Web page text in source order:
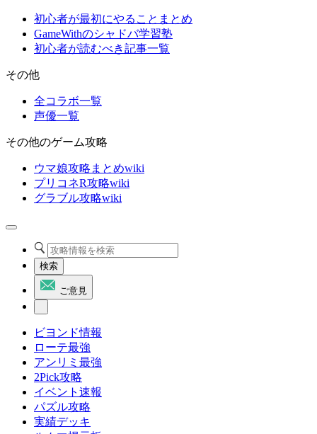
初心者が最初にやることまとめ
GameWithのシャドバ学習塾
初心者が読むべき記事一覧
その他
全コラボ一覧
声優一覧
その他のゲーム攻略
ウマ娘攻略まとめwiki
プリコネR攻略wiki
グラブル攻略wiki
検索
ご意見
ビヨンド情報
ローテ最強
アンリミ最強
2Pick攻略
イベント速報
パズル攻略
実績デッキ